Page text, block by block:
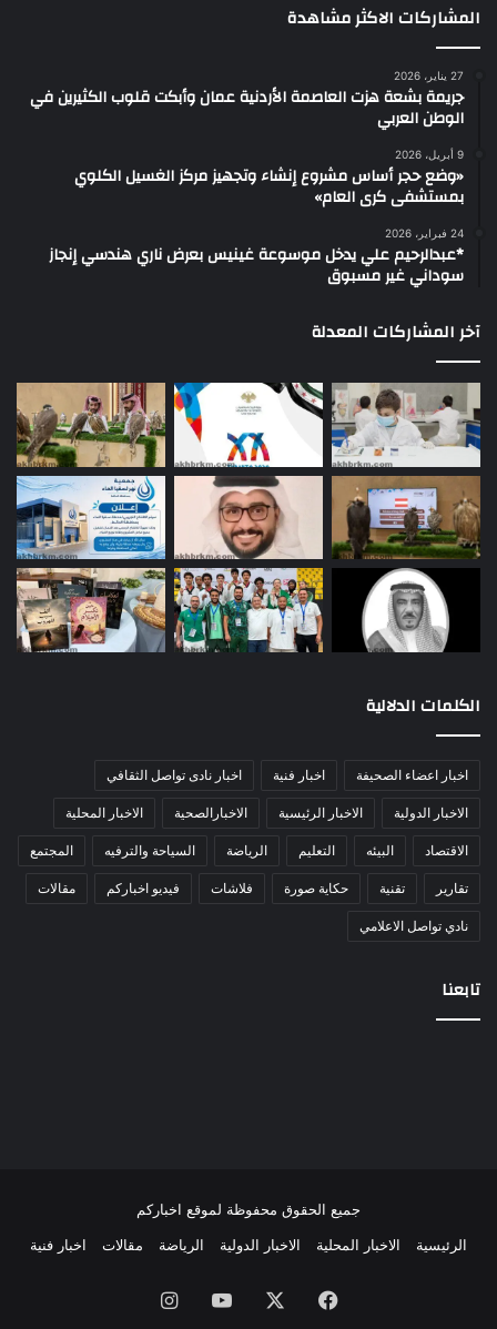
المشاركات الاكثر مشاهدة
27 يناير، 2026
جريمة بشعة هزت العاصمة الأردنية عمان وأبكت قلوب الكثيرين في
الوطن العربي
9 أبريل، 2026
«وضع حجر أساس مشروع إنشاء وتجهيز مركز الغسيل الكلوي
بمستشفى كرى العام»
24 فبراير، 2026
*عبدالرحيم علي يدخل موسوعة غينيس بعرض ناري هندسي إنجاز
سوداني غير مسبوق
آخر المشاركات المعدلة
الكلمات الدلالية
اخبار اعضاء الصحيفة اخبار فنية اخبار نادى تواصل الثقافي
الاخبار الدولية الاخبار الرئيسية الاخبارالصحية الاخبار المحلية
الاقتصاد البيئه التعليم الرياضة السياحة والترفيه المجتمع
تقارير تقنية حكاية صورة فلاشات فيديو اخباركم مقالات
نادي تواصل الاعلامي
تابعنا
جميع الحقوق محفوظة لموقع اخباركم
الرئيسية
الاخبار المحلية الاخبار الدولية الرياضة مقالات اخبار فنية
فيسبوك ‫YouTubeانستقرام